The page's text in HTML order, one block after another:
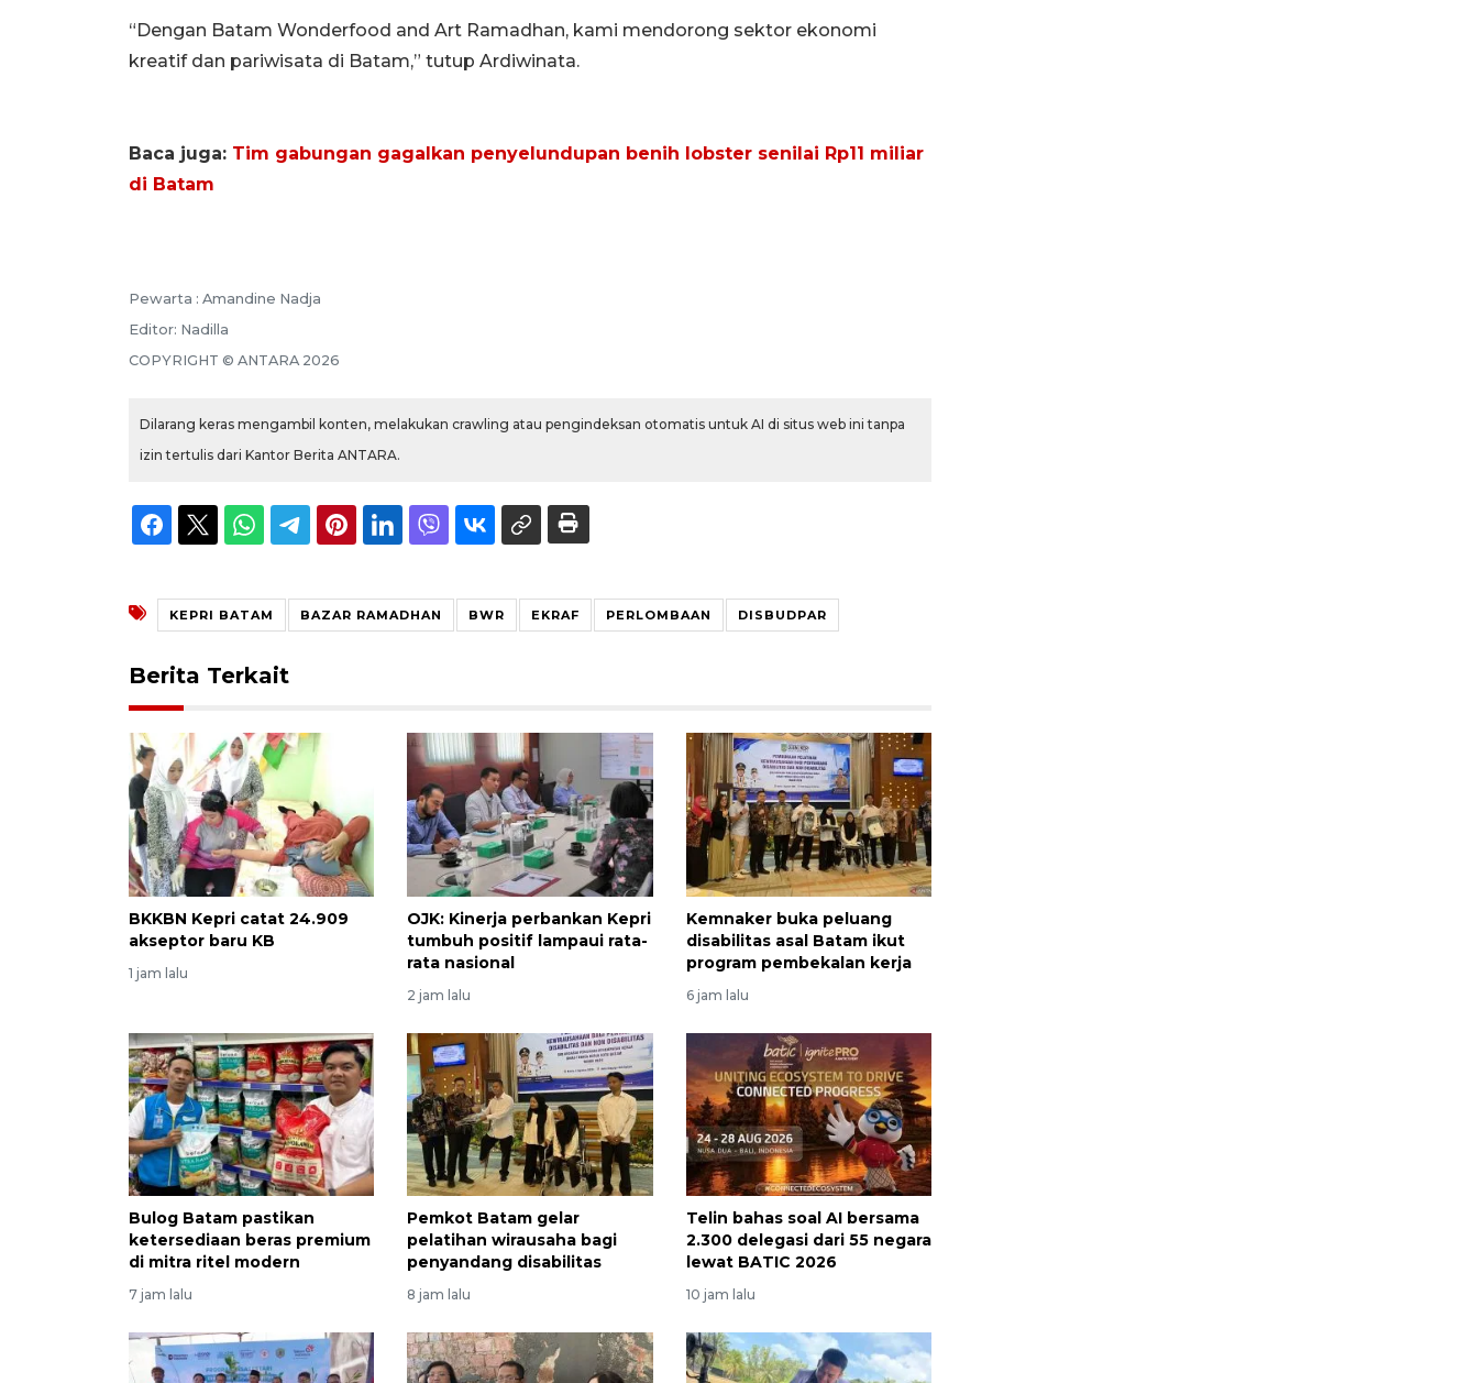
“Dengan Batam Wonderfood and Art Ramadhan, kami mendorong sektor ekonomi
kreatif dan pariwisata di Batam,” tutup Ardiwinata.
Baca juga: Tim gabungan gagalkan penyelundupan benih lobster senilai Rp11 miliar
di Batam
Pewarta : Amandine Nadja
Editor: Nadilla
COPYRIGHT © ANTARA 2026
Dilarang keras mengambil konten, melakukan crawling atau pengindeksan otomatis untuk AI di situs web ini tanpa
izin tertulis dari Kantor Berita ANTARA.
KEPRI BATAM BAZAR RAMADHAN BWR EKRAF PERLOMBAAN DISBUDPAR
Berita Terkait
BKKBN Kepri catat 24.909
akseptor baru KB
1 jam lalu
OJK: Kinerja perbankan Kepri
tumbuh positif lampaui rata-
rata nasional
2 jam lalu
Kemnaker buka peluang
disabilitas asal Batam ikut
program pembekalan kerja
6 jam lalu
Bulog Batam pastikan
ketersediaan beras premium
di mitra ritel modern
7 jam lalu
Pemkot Batam gelar
pelatihan wirausaha bagi
penyandang disabilitas
8 jam lalu
Telin bahas soal AI bersama
2.300 delegasi dari 55 negara
lewat BATIC 2026
10 jam lalu